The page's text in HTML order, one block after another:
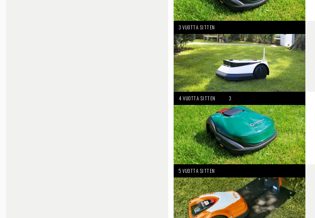
3 VUOTTA SITTEN
4 VUOTTA SITTEN 3
5 VUOTTA SITTEN